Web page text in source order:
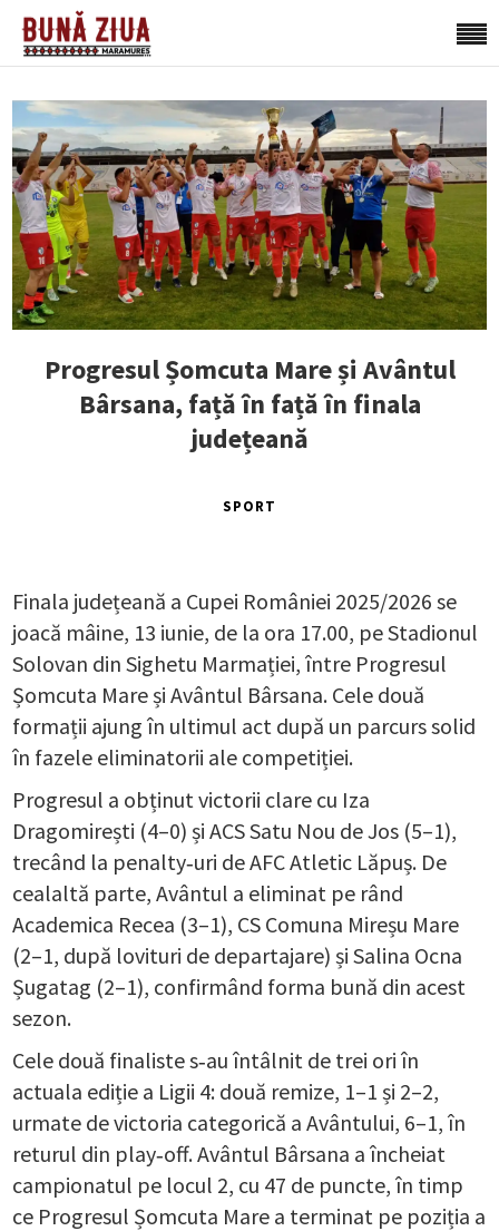
Progresul Șomcuta Mare și Avântul
Bârsana, față în față în finala
județeană
SPORT
Finala județeană a Cupei României 2025/2026 se
joacă mâine, 13 iunie, de la ora 17.00, pe Stadionul
Solovan din Sighetu Marmației, între Progresul
Șomcuta Mare și Avântul Bârsana. Cele două
formații ajung în ultimul act după un parcurs solid
în fazele eliminatorii ale competiției.
Progresul a obținut victorii clare cu Iza
Dragomirești (4–0) și ACS Satu Nou de Jos (5–1),
trecând la penalty‑uri de AFC Atletic Lăpuș. De
cealaltă parte, Avântul a eliminat pe rând
Academica Recea (3–1), CS Comuna Mireșu Mare
(2–1, după lovituri de departajare) și Salina Ocna
Șugatag (2–1), confirmând forma bună din acest
sezon.
Cele două finaliste s‑au întâlnit de trei ori în
actuala ediție a Ligii 4: două remize, 1–1 și 2–2,
urmate de victoria categorică a Avântului, 6–1, în
returul din play‑off. Avântul Bârsana a încheiat
campionatul pe locul 2, cu 47 de puncte, în timp
ce Progresul Șomcuta Mare a terminat pe poziția a